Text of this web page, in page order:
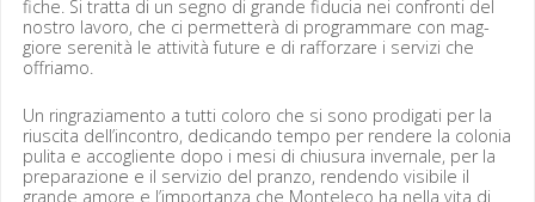
fiche. Si trat­ta di un seg­no di grande fidu­cia nei con­fron­ti del
nos­tro lavoro, che ci per­me­t­terà di pro­gram­mare con mag­
giore seren­ità le attiv­ità future e di raf­forzare i servizi che
offriamo.
Un ringrazi­a­men­to a tut­ti col­oro che si sono prodi­gati per la
rius­ci­ta del­l’in­con­tro, ded­i­can­do tem­po per ren­dere la colo­nia
puli­ta e accogliente dopo i mesi di chiusura inver­nale, per la
preparazione e il servizio del pran­zo, ren­den­do vis­i­bile il
grande amore e l’im­por­tan­za che Mon­t­ele­co ha nel­la vita di